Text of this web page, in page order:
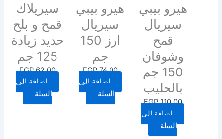
هيرو بيبي
سيريال
قمح
وشوفان
150 جم
بالحليب
EGP110.00
إضافة إلى
السلة
هيرو بيبي
سيريال
ارز 150
جم
EGP74.00
إضافة إلى
السلة
سيريلاك
قمح و بلح
حديد زيادة
125 جم
EGP62.00
إضافة إلى
السلة